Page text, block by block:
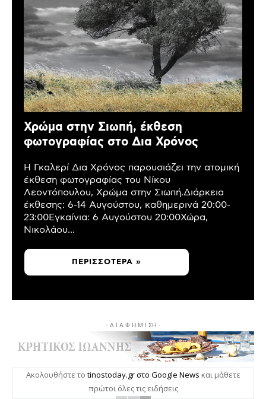
Χρώμα στην Σιωπή, έκθεση
φωτογραφίας στο Δια Χρόνος
Η Γκαλερί Δια Χρόνος παρουσιάζει την ατομική
έκθεση φωτογραφίας του Νίκου
Λεοντόπουλου, Χρώμα στην Σιωπή.Διάρκεια
έκθεσης: 6-14 Αυγούστου, καθημερινά 20:00-
23:00Εγκαίνια: 6 Αυγούστου 20:00Χώρα,
Νικολάου...
ΠΕΡΙΣΣΌΤΕΡΑ »
- Δ Ι Α Φ Η Μ Ι ΣΗ -
Ακολουθήστε το tinostoday.gr στο Google News και μάθετε
πρώτοι όλες τις ειδήσεις